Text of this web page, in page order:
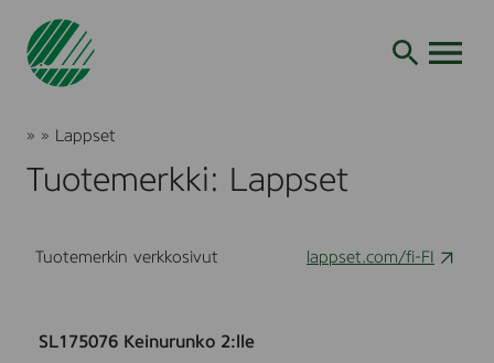
Siirry
Joutsenmerkki
» » Lappset
Tuotemerkki: Lappset
Tuotemerkin verkkosivut lappset.com/fi-FI
SL175076 Keinurunko 2:lle